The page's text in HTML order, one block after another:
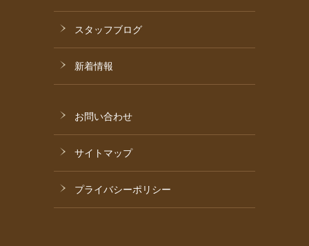
スタッフブログ
新着情報
お問い合わせ
サイトマップ
プライバシーポリシー